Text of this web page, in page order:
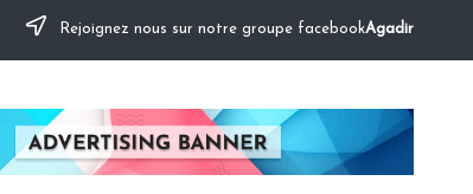
Rejoignez nous sur notre groupe facebookAgadir